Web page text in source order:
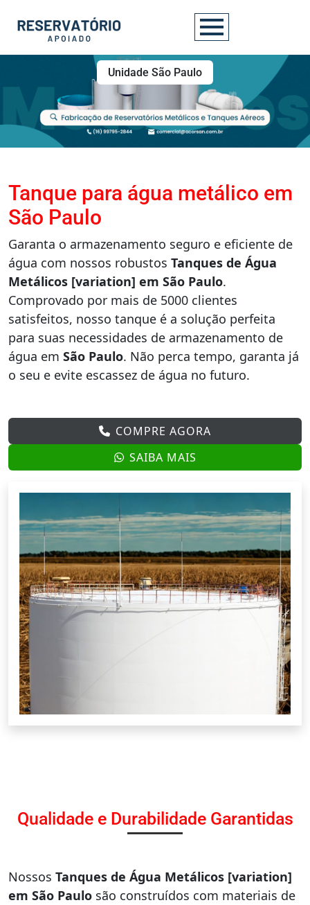
Unidade São Paulo
Tanque para água metálico em
São Paulo
Garanta o armazenamento seguro e eficiente de
água com nossos robustos Tanques de Água
Metálicos [variation] em São Paulo.
Comprovado por mais de 5000 clientes
satisfeitos, nosso tanque é a solução perfeita
para suas necessidades de armazenamento de
água em São Paulo. Não perca tempo, garanta já
o seu e evite escassez de água no futuro.
COMPRE AGORA
SAIBA MAIS
Qualidade e Durabilidade Garantidas
Nossos Tanques de Água Metálicos [variation]
em São Paulo são construídos com materiais de